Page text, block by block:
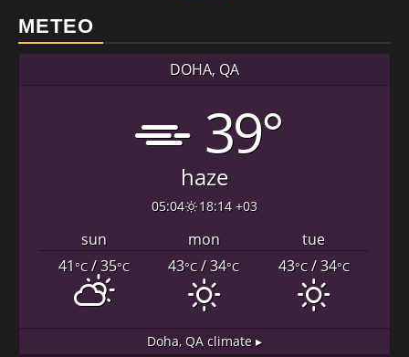
METEO
DOHA, QA
39°
haze
05:04 18:14 +03
sun mon
tue
41°C/ 35°C 43°C/ 34°C 43°C/ 34°C
Doha, QA climate ▸